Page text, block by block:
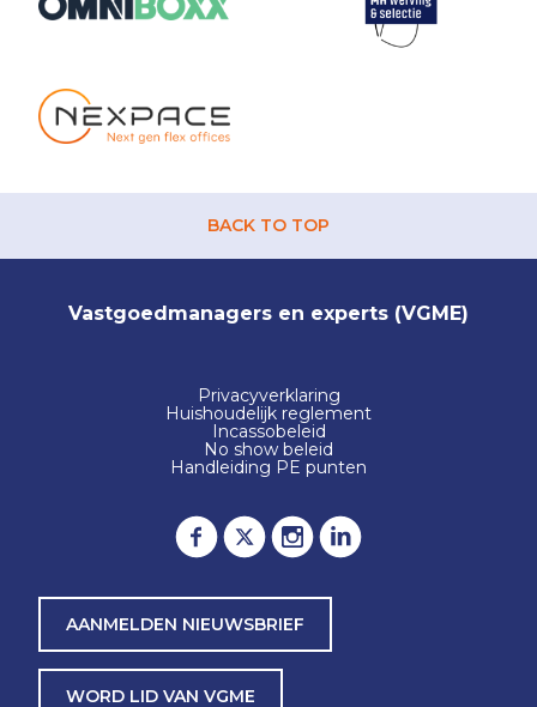
BACK TO TOP
Vastgoedmanagers en experts (VGME)
Privacyverklaring
Huishoudelijk reglement
Incassobeleid
No show beleid
Handleiding PE punten
AANMELDEN NIEUWSBRIEF
WORD LID VAN VGME